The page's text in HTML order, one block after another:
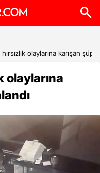
olaylarına karışan
olaylarına